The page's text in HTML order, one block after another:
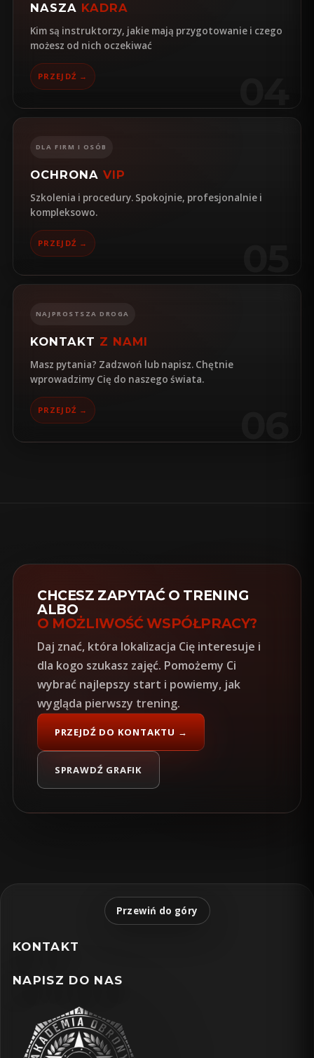
NASZA KADRA
Kim są instruktorzy, jakie mają przygotowanie i czego
możesz od nich oczekiwać
PRZEJDŹ →
DLA FIRM I OSÓB
OCHRONA VIP
Szkolenia i procedury. Spokojnie, profesjonalnie i
kompleksowo.
PRZEJDŹ →
NAJPROSTSZA DROGA
KONTAKT Z NAMI
Masz pytania? Zadzwoń lub napisz. Chętnie
wprowadzimy Cię do naszego świata.
PRZEJDŹ →
CHCESZ ZAPYTAĆ O TRENING
ALBO
O MOŻLIWOŚĆ WSPÓŁPRACY?
Daj znać, która lokalizacja Cię interesuje i
dla kogo szukasz zajęć. Pomożemy Ci
wybrać najlepszy start i powiemy, jak
wygląda pierwszy trening.
PRZEJDŹ DO KONTAKTU →
SPRAWDŹ GRAFIK
Przewiń do góry
KONTAKT
NAPISZ DO NAS